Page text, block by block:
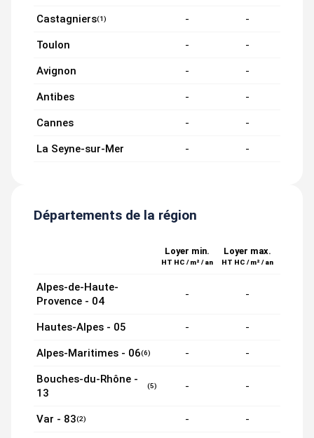
Castagniers(1) - -
Toulon - -
Avignon - -
Antibes - -
Cannes - -
La Seyne-sur-Mer - -
Départements de la région
Loyer min.
HT HC / m² / an
Loyer max.
HT HC / m² / an
Alpes-de-Haute-
Provence - 04
- -
Hautes-Alpes - 05 - -
Alpes-Maritimes - 06(6) - -
Bouches-du-Rhône -
13
(5) - -
Var - 83(2) - -